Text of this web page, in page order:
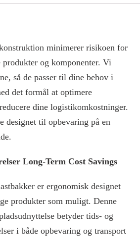
minimerer risikoen for
produkter og komponenter. Vi
så de passer til dine behov i
det formål at optimere
dine logistikomkostninger.
designet til opbevaring på en
Long-Term Cost Savings
er ergonomisk designet
produkter som muligt. Denne
betyder tids- og
i både opbevaring og transport